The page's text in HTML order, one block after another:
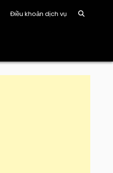
Điều khoản dịch vụ